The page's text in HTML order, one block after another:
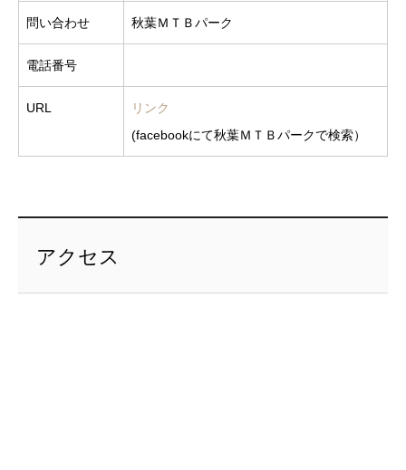
問い合わせ 秋葉ＭＴＢパーク
電話番号
URL
リンク
(facebookにて秋葉ＭＴＢパークで検索）
アクセス